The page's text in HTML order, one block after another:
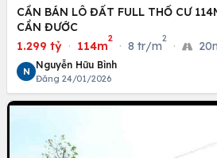
CẦN BÁN LÔ ĐẤT FULL THỔ CƯ
CẦN ĐƯỚC
1.299 tỷ · 114m
2
· 8 tr/m
2
·
N
Nguyễn Hữu Bình
Đăng 24/01/2026